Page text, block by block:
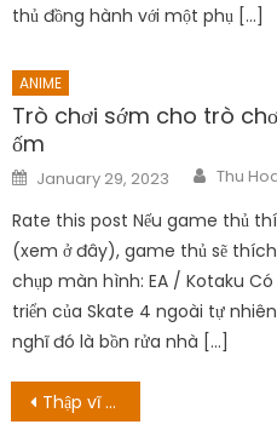
thủ đồng hành với một phụ […]
ANIME
Trò chơi sớm cho trò
ốm
Posted
on
January 29, 2023 Author
Thu
Rate this post Nếu game thủ
(xem ở đây), game thủ sẽ
chụp màn hình: EA / Kotaku
triển của Skate 4 ngoài tự
nghĩ đó là bồn rửa nhà […]
Post
Thập vĩ biến thành người?